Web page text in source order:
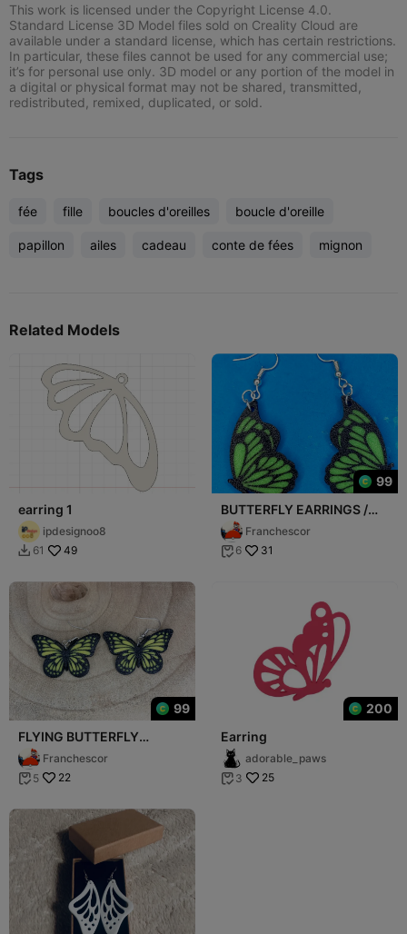
This work is licensed under the Copyright License 4.0.
Standard License 3D Model files sold on Creality Cloud are
available under a standard license, which has certain restrictions.
In particular, these files cannot be used for any commercial use;
it’s for personal use only. 3D model or any portion of the model in
a digital or physical format may not be shared, transmitted,
redistributed, remixed, duplicated, or sold.
Tags
fée fille boucles d'oreilles boucle d'oreille
papillon ailes cadeau conte de fées mignon
Related Models
earring 1
ipdesignoo8
 61 49
99
BUTTERFLY EARRINGS /
PENDIENTES MARIPOSA
Franchescor
 6 31
99
FLYING BUTTERFLY
EARRINGS / PENDIENTES
MARIPOSA VOLANDO
Franchescor
 5 22
200
Earring
adorable_paws
 3 25